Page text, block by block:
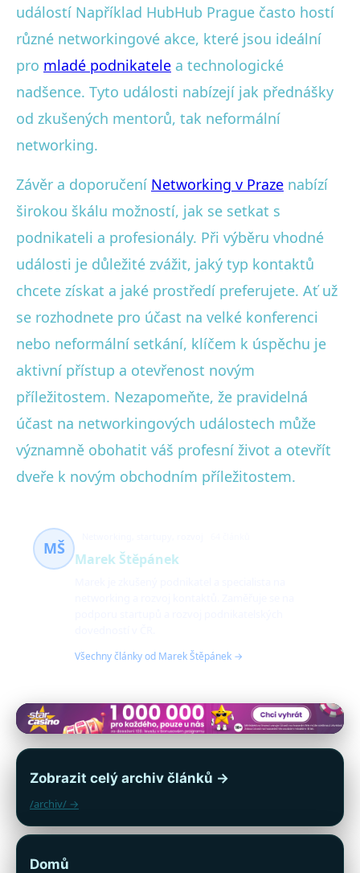
událostí Například HubHub Prague často hostí
různé networkingové akce, které jsou ideální
pro mladé podnikatele a technologické
nadšence. Tyto události nabízejí jak přednášky
od zkušených mentorů, tak neformální
networking.
Závěr a doporučení Networking v Praze nabízí
širokou škálu možností, jak se setkat s
podnikateli a profesionály. Při výběru vhodné
události je důležité zvážit, jaký typ kontaktů
chcete získat a jaké prostředí preferujete. Ať už
se rozhodnete pro účast na velké konferenci
nebo neformální setkání, klíčem k úspěchu je
aktivní přístup a otevřenost novým
příležitostem. Nezapomeňte, že pravidelná
účast na networkingových událostech může
významně obohatit váš profesní život a otevřít
dveře k novým obchodním příležitostem.
MŠ
Marek Štěpánek
Všechny články od Marek Štěpánek →
Zobrazit celý archiv článků →
/archiv/ →
Domů